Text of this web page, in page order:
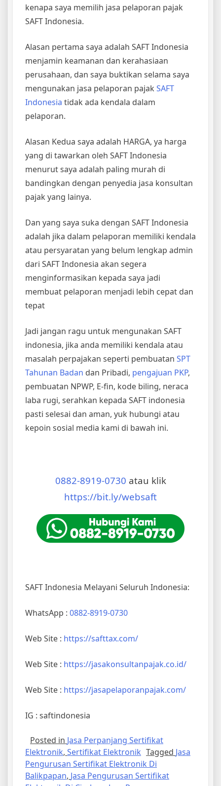
kenapa saya memilih jasa pelaporan pajak
SAFT Indonesia.
Alasan pertama saya adalah SAFT Indonesia
menjamin keamanan dan kerahasiaan
perusahaan, dan saya buktikan selama saya
mengunakan jasa pelaporan pajak SAFT
Indonesia tidak ada kendala dalam
pelaporan.
Alasan Kedua saya adalah HARGA, ya harga
yang di tawarkan oleh SAFT Indonesia
menurut saya adalah paling murah di
bandingkan dengan penyedia jasa konsultan
pajak yang lainya.
Dan yang saya suka dengan SAFT Indonesia
adalah jika dalam pelaporan memiliki kendala
atau persyaratan yang belum lengkap admin
dari SAFT Indonesia akan segera
menginformasikan kepada saya jadi
membuat pelaporan menjadi lebih cepat dan
tepat
Jadi jangan ragu untuk mengunakan SAFT
indonesia, jika anda memiliki kendala atau
masalah perpajakan seperti pembuatan SPT
Tahunan Badan dan Pribadi, pengajuan PKP,
pembuatan NPWP, E-fin, kode biling, neraca
laba rugi, serahkan kepada SAFT indonesia
pasti selesai dan aman, yuk hubungi atau
kepoin sosial media kami di bawah ini.
0882-8919-0730 atau klik
https://bit.ly/websaft
SAFT Indonesia Melayani Seluruh Indonesia:
WhatsApp : 0882-8919-0730
Web Site : https://safttax.com/
Web Site : https://jasakonsultanpajak.co.id/
Web Site : https://jasapelaporanpajak.com/
IG : saftindonesia
Posted in Jasa Perpanjang Sertifikat
Elektronik, Sertifikat Elektronik Tagged Jasa
Pengurusan Sertifikat Elektronik Di
Balikpapan, Jasa Pengurusan Sertifikat